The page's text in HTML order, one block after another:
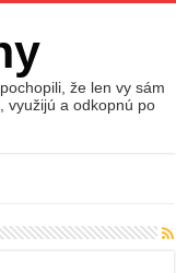
že len vy sám
využijú a odkopnú po